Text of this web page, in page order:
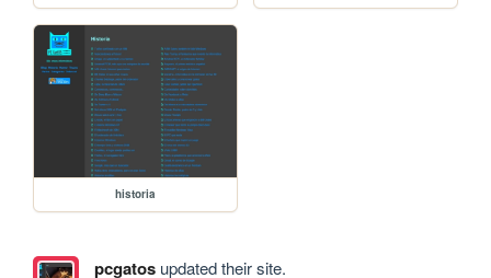
historia
pcgatosupdated their site.